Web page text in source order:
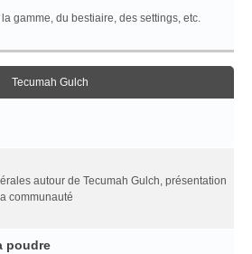
gamme, du bestiaire, des settings, etc.
Tecumah Gulch
autour de Tecumah Gulch, présentation
communauté
poudre